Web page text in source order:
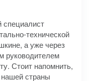
специалист
технической
а уже через
руководителем
Стоит напомнить,
нашей страны